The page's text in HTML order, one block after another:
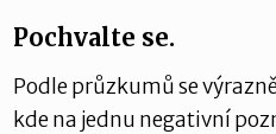
Pochvalte se.
Podle průzkumů se
kde na jednu negativní